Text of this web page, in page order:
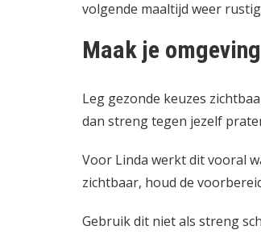
volgende maaltijd weer
Maak je
Leg gezonde keuzes
dan streng tegen jezelf
Voor Linda werkt dit vooral
zichtbaar, houd de
Gebruik dit niet als streng